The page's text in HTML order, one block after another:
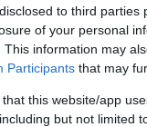
to third
of your personal
This information may
Participants that may
that this website/app
but not limited
vor face ținuta